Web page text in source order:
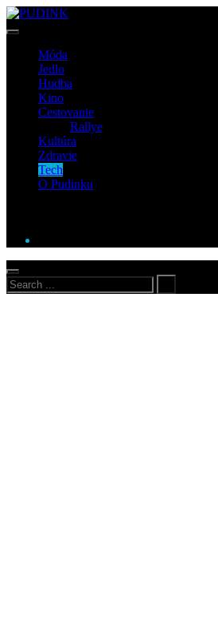
Móda
Jedlo
Hudba
Kino
Cestovanie
Rallye
Kultúra
Zdravie
Tech
O Pudinku